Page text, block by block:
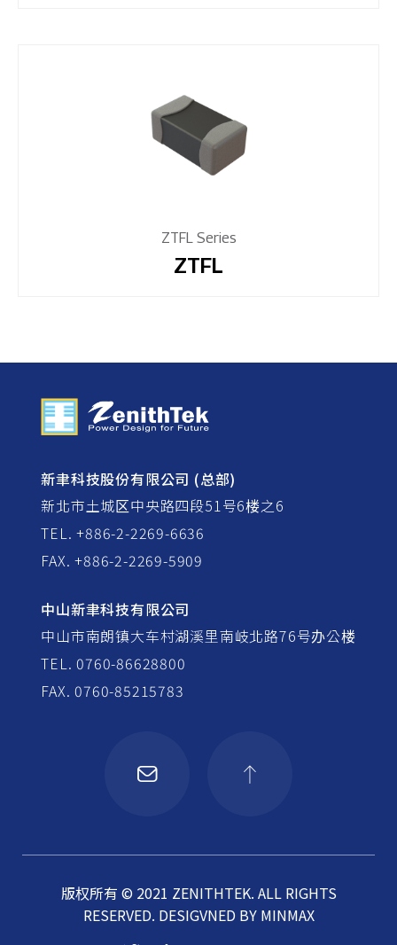
ZTFL Series
ZTFL
新聿科技股份有限公司 (总部)
新北市土城区中央路四段51号6楼之6
TEL. +886-2-2269-6636
FAX. +886-2-2269-5909
中山新聿科技有限公司
中山市南朗镇大车村湖溪里南岐北路76号办公楼
TEL. 0760-86628800
FAX. 0760-85215783
版权所有 © 2021 ZENITHTEK. ALL RIGHTS
RESERVED. DESIGVNED BY MINMAX